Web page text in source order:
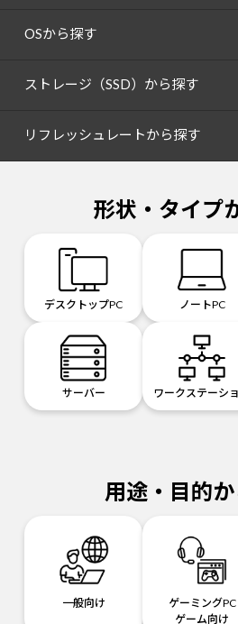
OSから探す
ストレージ（SSD）から探す
リフレッシュレートから探す
形状・タイプ
デスクトップPC ノートPC
サーバー ワークステーシ
用途・目的
一般向け
ゲーミングPC
ゲーム向け